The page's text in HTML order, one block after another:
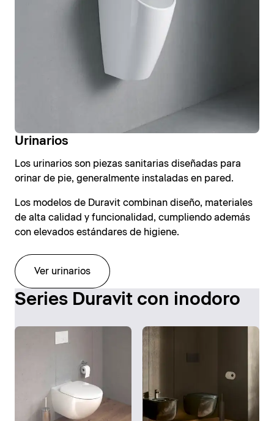
Urinarios
Los urinarios son piezas sanitarias diseñadas para
orinar de pie, generalmente instaladas en pared.
Los modelos de Duravit combinan diseño, materiales
de alta calidad y funcionalidad, cumpliendo además
con elevados estándares de higiene.
Ver urinarios
Series Duravit con inodoro